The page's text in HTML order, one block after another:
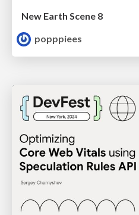
New Earth Scene 8
popppiees